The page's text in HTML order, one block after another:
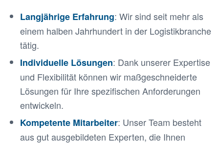
Langjährige Erfahrung: Wir sind seit mehr als
einem halben Jahrhundert in der Logistikbranche
tätig.
Individuelle Lösungen: Dank unserer Expertise
und Flexibilität können wir maßgeschneiderte
Lösungen für Ihre spezifischen Anforderungen
entwickeln.
Kompetente Mitarbeiter: Unser Team besteht
aus gut ausgebildeten Experten, die Ihnen